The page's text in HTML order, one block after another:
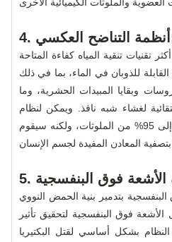
تقنيات تنقية المياه كفاءة المتاحة
للذوبان في الماء، بما في ذلك
وبقايا المبيدات الحشرية، وما
لغشاء شبه نافذ. ويمكن لنظام
التناضح العكسي إزالة ما يصل إلى 95% من الملوثات، ولكنه سيقوم
بتدمير بنية الحمض النووي
الأشعة فوق البنفسجية لتحقيق تأثير
النظام بشكل أساسي لقتل البكتيريا